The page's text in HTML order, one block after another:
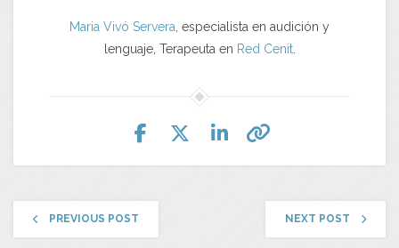
Maria Vivó Servera, especialista en audición y
lenguaje, Terapeuta en Red Cenit.
PREVIOUS POST NEXT POST